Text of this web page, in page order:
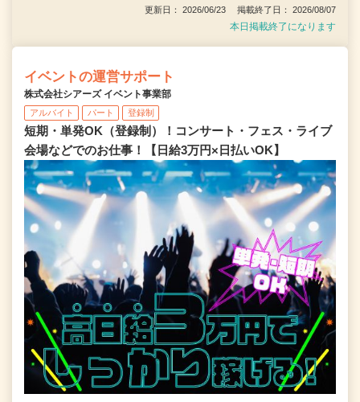
更新日： 2026/06/23 掲載終了日： 2026/08/07
本日掲載終了になります
イベントの運営サポート
株式会社シアーズ イベント事業部
アルバイト パート 登録制
短期・単発OK（登録制）！コンサート・フェス・ライブ
会場などでのお仕事！【日給3万円×日払いOK】